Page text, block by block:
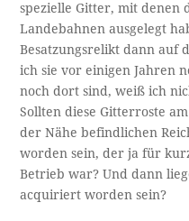
spezielle Gitter, mit denen
Landebahnen ausgelegt
Besatzungsrelikt dann auf
ich sie vor einigen Jahren
noch dort sind, weiß ich
Sollten diese Gitterroste
der Nähe befindlichen
worden sein, der ja für
Betrieb war? Und dann
acquiriert worden sein?